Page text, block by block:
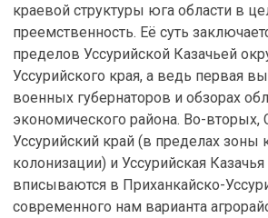
краевой структуры юга области в
преемственность. Её суть
пределов Уссурийской Казачьей
Уссурийского края, а ведь первая
военных губернаторов и обзорах
экономического района. Во-вторых,
Уссурийский край (в пределах зоны
колонизации) и Уссурийская
вписываются в Приханкайско-
современного нам варианта